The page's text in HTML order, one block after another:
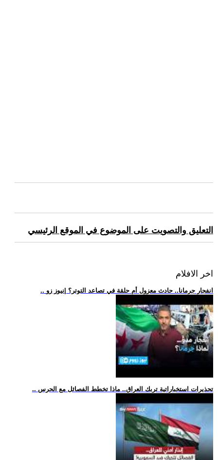
التعليق والتصويت على الموضوع في الموقع الرئيسي
اخر الافلام
.. انفجار جرمانا.. حادث معزول أم حلقة في تصاعد التوتر؟ |نيوز زو
.. تحذيرات استخباراتية تربك العراق.. ماذا تخطط الفصائل مع الحرس